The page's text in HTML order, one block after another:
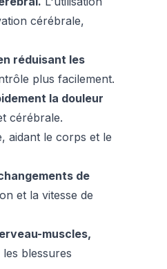
cérébrale,
réduisant les
plus facilement.
la douleur
cérébrale.
aidant le corps et le
de
et la vitesse de
muscles,
blessures